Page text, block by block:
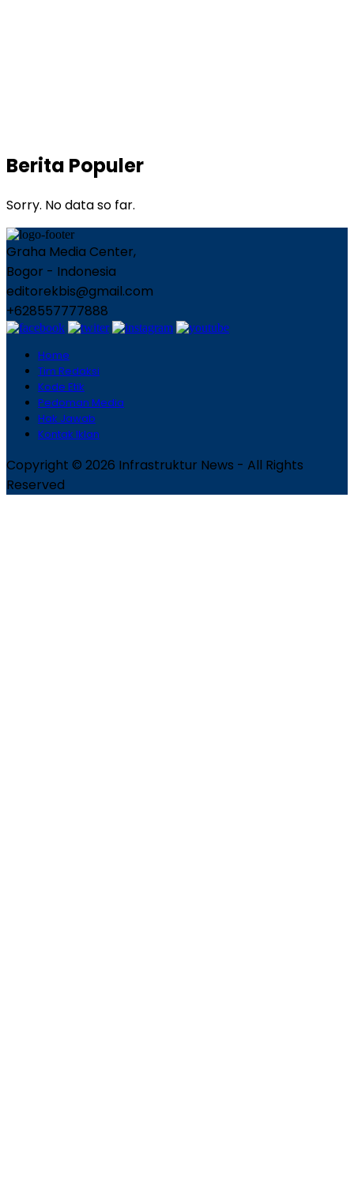
Berita Populer
Sorry. No data so far.
Graha Media Center,
Bogor - Indonesia
editorekbis@gmail.com
+628557777888
Home
Tim Redaksi
Kode Etik
Pedoman Media
Hak Jawab
Kontak Iklan
Copyright © 2026 Infrastruktur News - All Rights
Reserved